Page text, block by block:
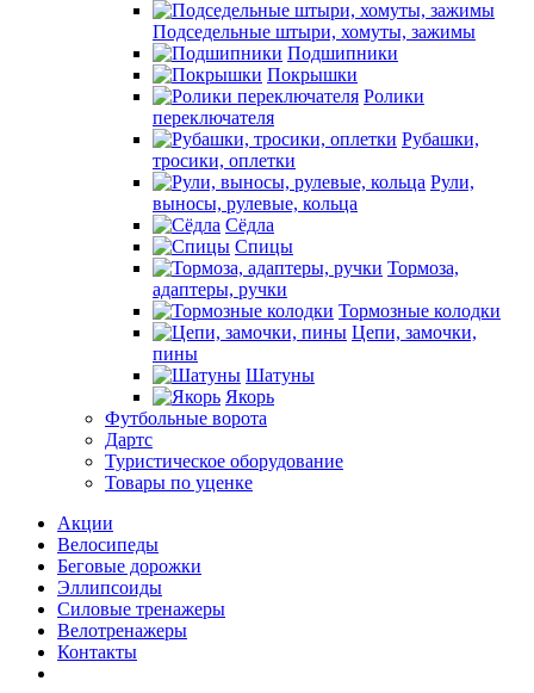
Подседельные штыри, хомуты, зажимы
Подшипники
Покрышки
Ролики
переключателя
Рубашки,
тросики, оплетки
Рули,
выносы, рулевые, кольца
Сёдла
Спицы
Тормоза,
адаптеры, ручки
Тормозные колодки
Цепи, замочки,
пины
Шатуны
Якорь
Футбольные ворота
Дартс
Туристическое оборудование
Товары по уценке
Акции
Велосипеды
Беговые дорожки
Эллипсоиды
Силовые тренажеры
Велотренажеры
Контакты